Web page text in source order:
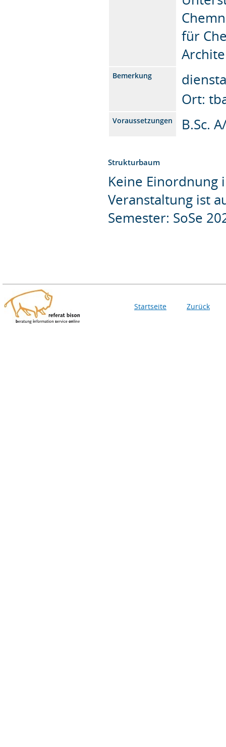
für
Bemerkung
Ort:
Voraussetzungen B.Sc.
Strukturbaum
Keine Einordnung
Veranstaltung ist
Semester: SoSe
Startseite Zurück